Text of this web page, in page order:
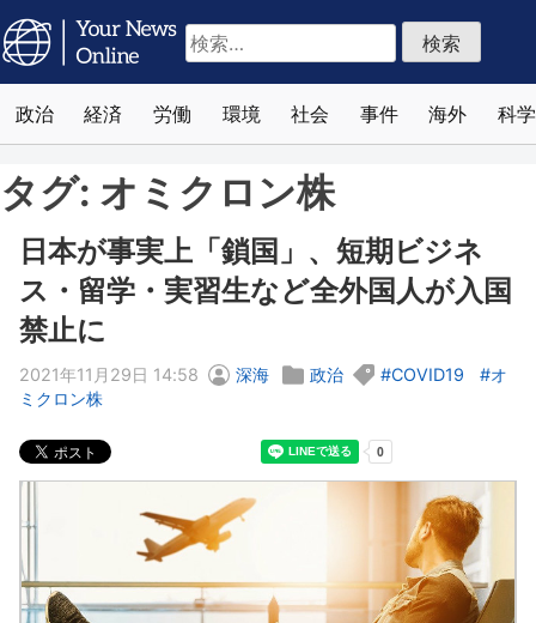
検
索:
政治 経済 労働 環境 社会 事件 海外 科学
タグ: オミクロン株
日本が事実上「鎖国」、短期ビジネ
ス・留学・実習生など全外国人が入国
禁止に
2021年11月29日 14:58 深海 政治 COVID19
オ
ミクロン株